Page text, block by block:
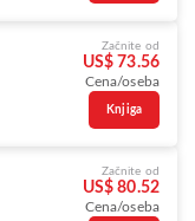
Začnite od
US$ 73.56
Cena/oseba
Knjiga
Začnite od
US$ 80.52
Cena/oseba